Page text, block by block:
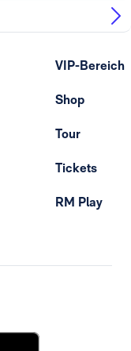
VIP-Bereich
Shop
Tour
Tickets
RM Play